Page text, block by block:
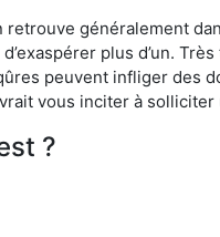
retrouve généralement
plus d’un.
peuvent infliger
vous inciter à
?